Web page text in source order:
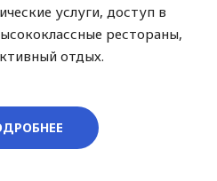
услуги, доступ в
рестораны,
отдых.